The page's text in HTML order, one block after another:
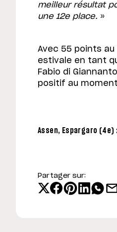
meilleur résultat
une 12e place. »
Avec 55 points
estivale en tant
Fabio di
positif au
Assen, Espargaro (4e)
Partager sur: